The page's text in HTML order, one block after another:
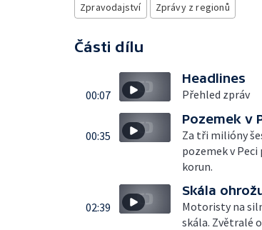
Zpravodajství Zprávy z regionů
Části dílu
00:07
Headlines
Přehled zpráv
00:35
Pozemek v
Za tři milióny
pozemek v
korun.
02:39
Skála
Motoristy na
skála. Zvětralé